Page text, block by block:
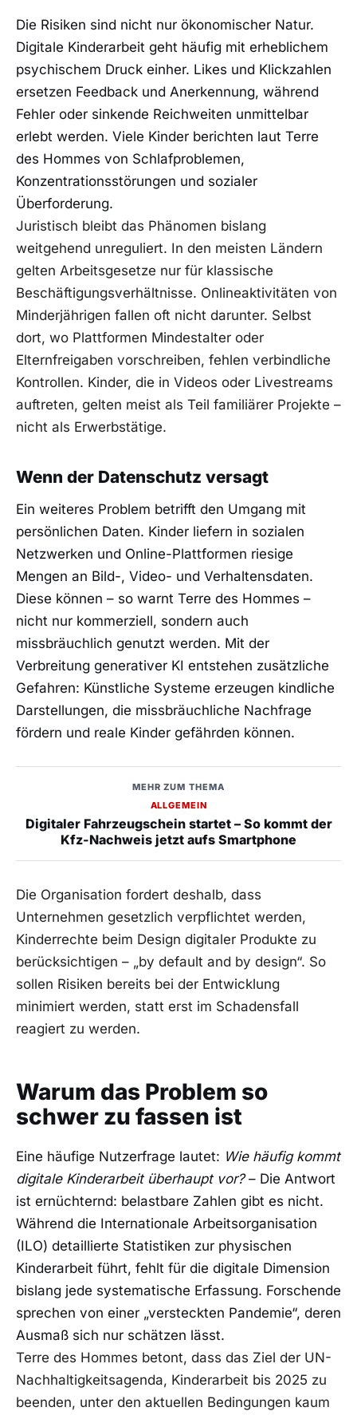
Die Risiken sind nicht nur ökonomischer Natur.
Digitale Kinderarbeit geht häufig mit erheblichem
psychischem Druck einher. Likes und Klickzahlen
ersetzen Feedback und Anerkennung, während
Fehler oder sinkende Reichweiten unmittelbar
erlebt werden. Viele Kinder berichten laut Terre
des Hommes von Schlafproblemen,
Konzentrationsstörungen und sozialer
Überforderung.
Juristisch bleibt das Phänomen bislang
weitgehend unreguliert. In den meisten Ländern
gelten Arbeitsgesetze nur für klassische
Beschäftigungsverhältnisse. Onlineaktivitäten von
Minderjährigen fallen oft nicht darunter. Selbst
dort, wo Plattformen Mindestalter oder
Elternfreigaben vorschreiben, fehlen verbindliche
Kontrollen. Kinder, die in Videos oder Livestreams
auftreten, gelten meist als Teil familiärer Projekte –
nicht als Erwerbstätige.
Wenn der Datenschutz versagt
Ein weiteres Problem betrifft den Umgang mit
persönlichen Daten. Kinder liefern in sozialen
Netzwerken und Online-Plattformen riesige
Mengen an Bild-, Video- und Verhaltensdaten.
Diese können – so warnt Terre des Hommes –
nicht nur kommerziell, sondern auch
missbräuchlich genutzt werden. Mit der
Verbreitung generativer KI entstehen zusätzliche
Gefahren: Künstliche Systeme erzeugen kindliche
Darstellungen, die missbräuchliche Nachfrage
fördern und reale Kinder gefährden können.
MEHR ZUM THEMA
ALLGEMEIN
Digitaler Fahrzeugschein startet – So kommt der
Kfz-Nachweis jetzt aufs Smartphone
Die Organisation fordert deshalb, dass
Unternehmen gesetzlich verpflichtet werden,
Kinderrechte beim Design digitaler Produkte zu
berücksichtigen – „by default and by design“. So
sollen Risiken bereits bei der Entwicklung
minimiert werden, statt erst im Schadensfall
reagiert zu werden.
Warum das Problem so
schwer zu fassen ist
Eine häufige Nutzerfrage lautet: Wie häufig kommt
digitale Kinderarbeit überhaupt vor?– Die Antwort
ist ernüchternd: belastbare Zahlen gibt es nicht.
Während die Internationale Arbeitsorganisation
(ILO) detaillierte Statistiken zur physischen
Kinderarbeit führt, fehlt für die digitale Dimension
bislang jede systematische Erfassung. Forschende
sprechen von einer „versteckten Pandemie“, deren
Ausmaß sich nur schätzen lässt.
Terre des Hommes betont, dass das Ziel der UN-
Nachhaltigkeitsagenda, Kinderarbeit bis 2025 zu
beenden, unter den aktuellen Bedingungen kaum